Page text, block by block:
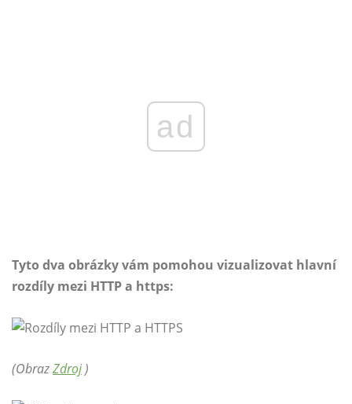
ad
Tyto dva obrázky vám pomohou vizualizovat hlavní
rozdíly mezi HTTP a https:
(ObrazZdroj)